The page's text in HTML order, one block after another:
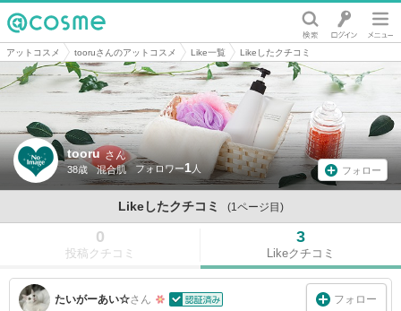
@cosme
アットコスメ tooruさんのアットコスメ Like一覧 Likeしたクチコミ
tooru さん
38歳 混合肌 1 フォロー
Likeしたクチコミ (1ページ目)
0
投稿クチコミ
3
Likeクチコミ
たいがーあい☆さん フォロー